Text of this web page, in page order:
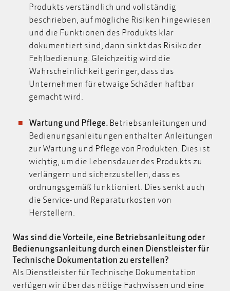
Produkts verständlich und vollständig
beschrieben, auf mögliche Risiken hingewiesen
und die Funktionen des Produkts klar
dokumentiert sind, dann sinkt das Risiko der
Fehlbedienung. Gleichzeitig wird die
Wahrscheinlichkeit geringer, dass das
Unternehmen für etwaige Schäden haftbar
gemacht wird.
Wartung und Pflege. Betriebsanleitungen und
Bedienungsanleitungen enthalten Anleitungen
zur Wartung und Pflege von Produkten. Dies ist
wichtig, um die Lebensdauer des Produkts zu
verlängern und sicherzustellen, dass es
ordnungsgemäß funktioniert. Dies senkt auch
die Service- und Reparaturkosten von
Herstellern.
Was sind die Vorteile, eine Betriebsanleitung oder
Bedienungsanleitung durch einen Dienstleister für
Technische Dokumentation zu erstellen?
Als Dienstleister für Technische Dokumentation
verfügen wir über das nötige Fachwissen und eine